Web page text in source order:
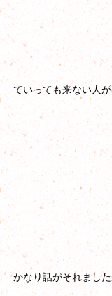
ていっても来ない人
かなり話がそれまし